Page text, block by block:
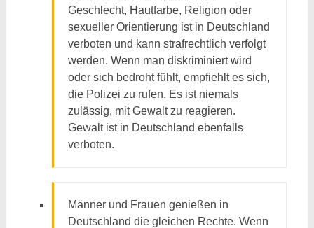
Geschlecht, Hautfarbe, Religion oder
sexueller Orientierung ist in Deutschland
verboten und kann strafrechtlich verfolgt
werden. Wenn man diskriminiert wird
oder sich bedroht fühlt, empfiehlt es sich,
die Polizei zu rufen. Es ist niemals
zulässig, mit Gewalt zu reagieren.
Gewalt ist in Deutschland ebenfalls
verboten.
Männer und Frauen genießen in
Deutschland die gleichen Rechte. Wenn